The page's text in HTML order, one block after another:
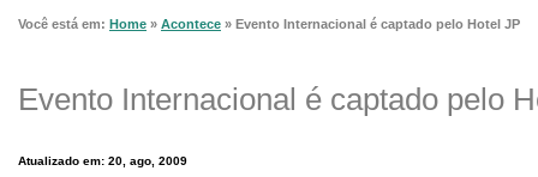
Você está em: Home » Acontece » Evento Internacional é captado pelo Hotel JP
Evento Internacional é captado pelo
Atualizado em: 20, ago, 2009